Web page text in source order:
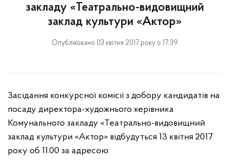
закладу «Театрально-видовищний
заклад культури «Актор»
Опубліковано 03 квітня 2017 року о 17:39
Засідання конкурсної комісії з добору кандидатів на
посаду директора-художнього керівника
Комунального закладу «Театрально-видовищний
заклад культури «Актор» відбудуться 13 квітня 2017
року об 11.00 за адресою: